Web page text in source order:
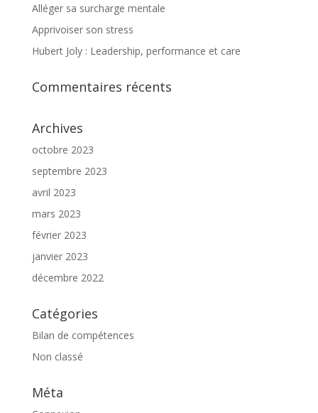
Alléger sa surcharge mentale
Apprivoiser son stress
Hubert Joly : Leadership, performance et care
Commentaires récents
Archives
octobre 2023
septembre 2023
avril 2023
mars 2023
février 2023
janvier 2023
décembre 2022
Catégories
Bilan de compétences
Non classé
Méta